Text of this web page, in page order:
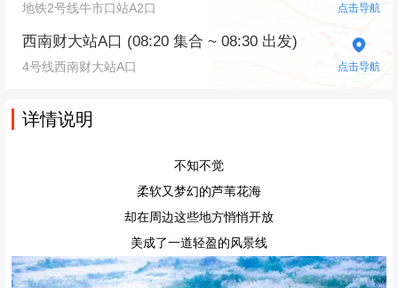
地铁2号线牛市口站A2口 点击导航
西南财大站A口 (08:20 集合 ~ 08:30 出发)
4号线西南财大站A口 点击导航
详情说明
不知不觉
柔软又梦幻的芦苇花海
却在周边这些地方悄悄开放
美成了一道轻盈的风景线